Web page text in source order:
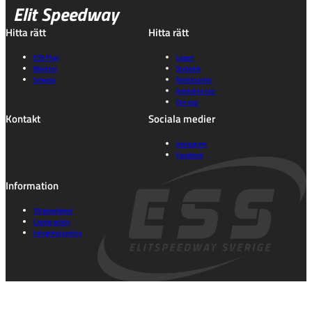
Elit Speedway
Hitta rätt
ESS Play
Biljetter
Schema
Hitta rätt
Lagen
Statistik
Nyhetsarkiv
Kontakta oss
Om oss
Kontakt Sociala medier
Instagram
Facebook
Information
Tillgänglighet
Cookie policy
Integritetspolicy